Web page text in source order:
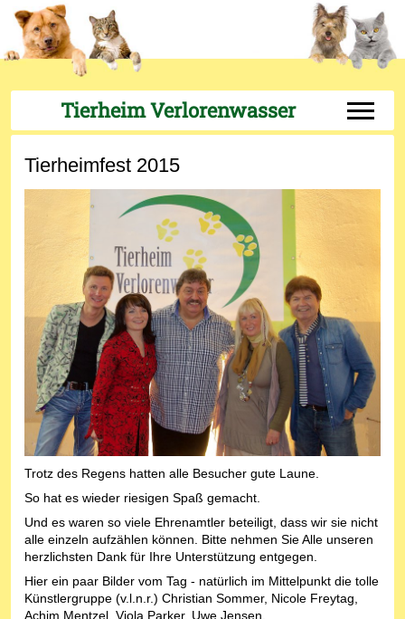
Tierheim Verlorenwasser Off-
Tierheimfest 2015
Trotz des Regens hatten alle Besucher gute Laune.
So hat es wieder riesigen Spaß gemacht.
Und es waren so viele Ehrenamtler beteiligt, dass wir sie nicht
alle einzeln aufzählen können. Bitte nehmen Sie Alle unseren
herzlichsten Dank für Ihre Unterstützung entgegen.
Hier ein paar Bilder vom Tag - natürlich im Mittelpunkt die tolle
Künstlergruppe (v.l.n.r.) Christian Sommer, Nicole Freytag,
Achim Mentzel, Viola Parker, Uwe Jensen.